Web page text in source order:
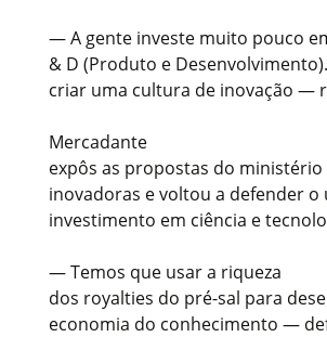
— A gente investe muito pouco
& D (Produto e
criar uma cultura de inovação —
Mercadante
expôs as propostas do
inovadoras e voltou a defender
investimento em ciência e
— Temos que usar a riqueza
dos royalties do pré-sal para
economia do conhecimento —